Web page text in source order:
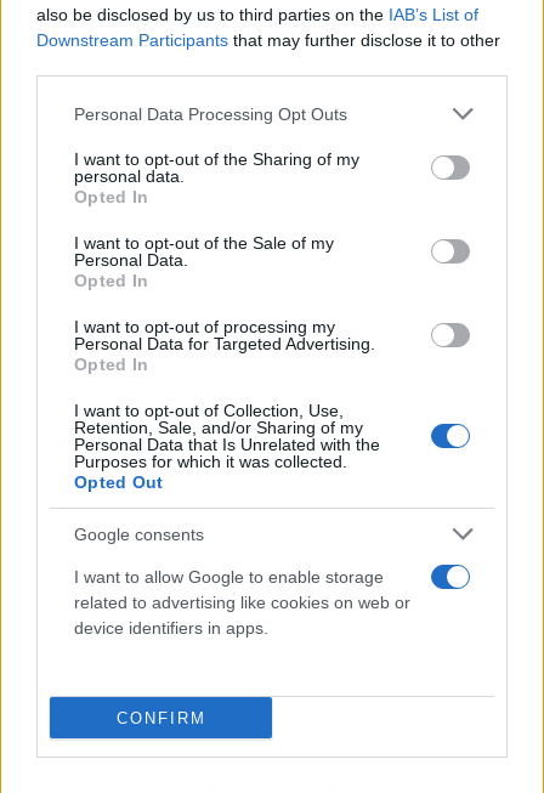
also be disclosed by us to third parties on the IAB’s List of
Downstream Participants that may further disclose it to other
Please note that this website/app uses one or more Google
not limited to your visit or usage behaviour. You may click to
grant or deny consent to Google and its third-party tags to
use your data for below specified purposes in below Google
consent section.
Personal Data Processing Opt Outs
I want to opt-out of the Sharing of my
personal data.
Opted In
I want to opt-out of the Sale of my
Personal Data.
Opted In
I want to opt-out of processing my
Personal Data for Targeted Advertising.
Opted In
I want to opt-out of Collection, Use,
Retention, Sale, and/or Sharing of my
Personal Data that Is Unrelated with the
Purposes for which it was collected.
Opted Out
Google consents
I want to allow Google to enable storage
related to advertising like cookies on web or
device identifiers in apps.
CONFIRM